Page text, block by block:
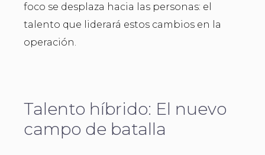
foco se desplaza hacia las personas: el
talento que liderará estos cambios en la
operación.
Talento híbrido: El nuevo
campo de batalla